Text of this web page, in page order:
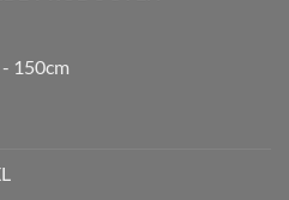
150cm